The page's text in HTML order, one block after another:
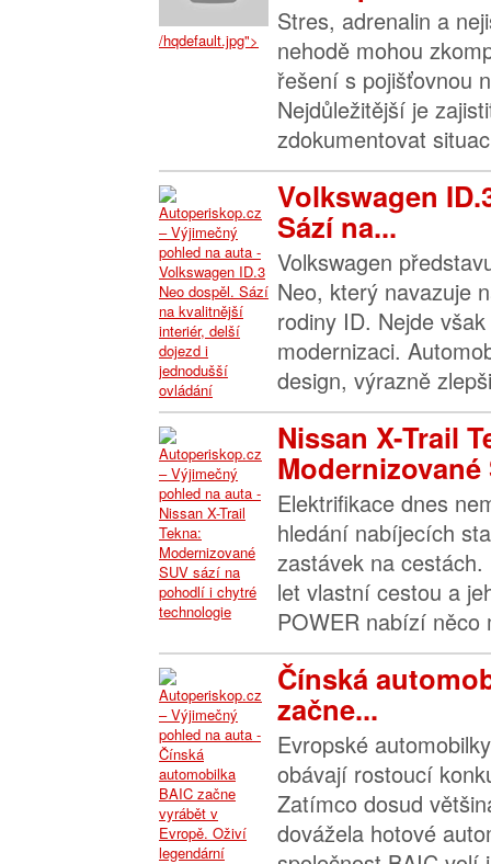
/hqdefault.jpg">
Stres, adrenalin a
nehodě mohou
řešení s pojišťovnou
Nejdůležitější je
zdokumentovat
Volkswagen
Sází na...
Volkswagen
Neo, který navazuje
rodiny ID. Nejde
modernizaci.
design, výrazně
Nissan X-Trail
Modernizované
Elektrifikace dnes
hledání nabíjecích
zastávek na
let vlastní cestou a
POWER nabízí něco
Čínská
začne...
Evropské
obávají rostoucí
Zatímco dosud
dovážela hotové